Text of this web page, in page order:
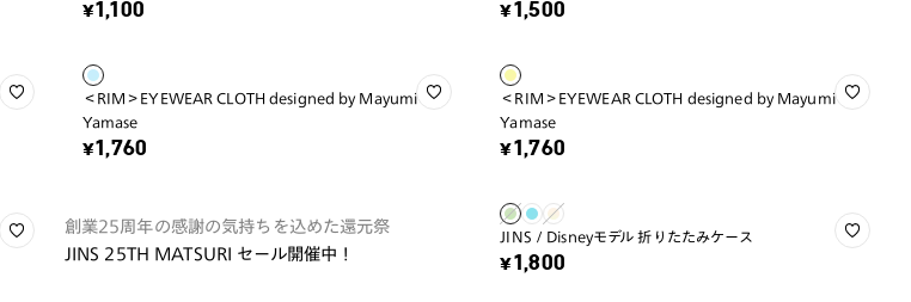
¥1,100 ¥1,500
＜RIM＞EYEWEAR CLOTH designed by Mayumi
Yamase
¥1,760
＜RIM＞EYEWEAR CLOTH designed by Mayumi
Yamase
¥1,760
創業25周年の感謝の気持ちを込めた還元祭
JINS 25TH MATSURI セール開催中！
JINS / Disneyモデル 折りたたみケース
¥1,800